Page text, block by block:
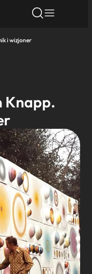
i wizjoner
Knapp.